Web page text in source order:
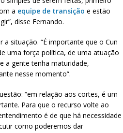
a equipe de transição e estão
disse Fernando.
situação. “É importante que o Cun
uma força política, de uma atuação
a gente tenha maturidade,
nesse momento”.
“em relação aos cortes, é um
Para que o recurso volte ao
é de que há necessidade
como poderemos dar